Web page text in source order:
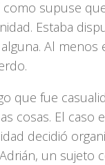
como supuse
Estaba
Al
que fue
cosas. El
decidió
un sujeto